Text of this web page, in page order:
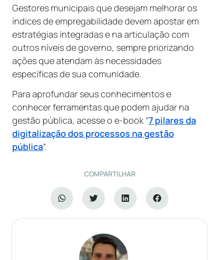
Gestores municipais que desejam melhorar os
índices de empregabilidade devem apostar em
estratégias integradas e na articulação com
outros níveis de governo, sempre priorizando
ações que atendam às necessidades
específicas de sua comunidade.
Para aprofundar seus conhecimentos e
conhecer ferramentas que podem ajudar na
gestão pública, acesse o e-book “7 pilares da
digitalização dos processos na gestão
pública”.
COMPARTILHAR